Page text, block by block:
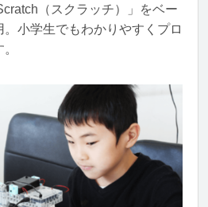
（スクラッチ）」をベー
小学生でもわかりやすくプロ